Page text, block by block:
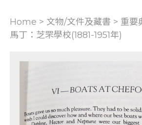
Home > 文物/文件及藏書 > 重要
馬丁：芝罘學校(1881-1951年)